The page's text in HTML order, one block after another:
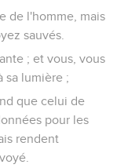
de l'homme, mais
sauvés.
; et vous, vous
sa lumière ;
que celui de
pour les
rendent